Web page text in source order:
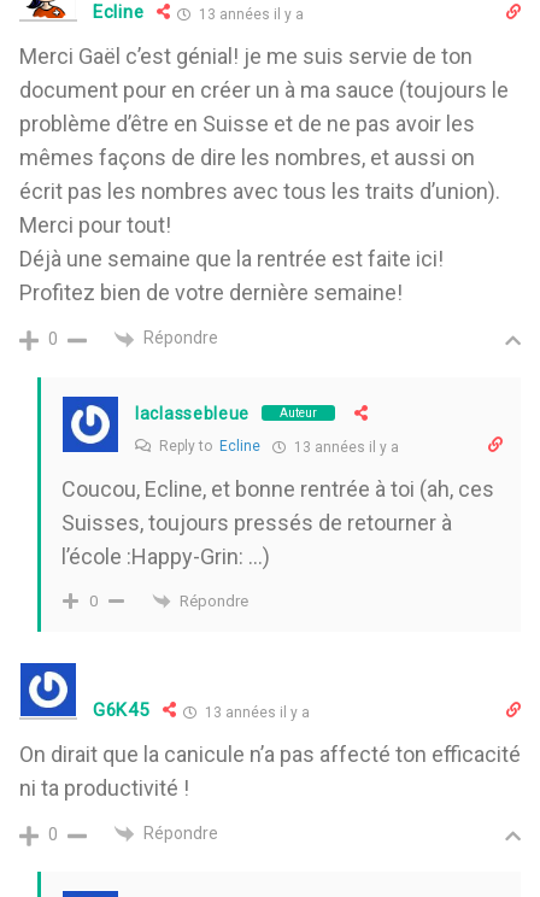
Ecline 13 années il y a
Merci Gaël c’est génial! je me suis servie de ton
document pour en créer un à ma sauce (toujours le
problème d’être en Suisse et de ne pas avoir les
mêmes façons de dire les nombres, et aussi on
écrit pas les nombres avec tous les traits d’union).
Merci pour tout!
Déjà une semaine que la rentrée est faite ici!
Profitez bien de votre dernière semaine!
0 Répondre
laclassebleue Auteur
Reply to Ecline 13 années il y a
Coucou, Ecline, et bonne rentrée à toi (ah, ces
Suisses, toujours pressés de retourner à
l’école :Happy-Grin: …)
0 Répondre
G6K45 13 années il y a
On dirait que la canicule n’a pas affecté ton efficacité
ni ta productivité !
0 Répondre